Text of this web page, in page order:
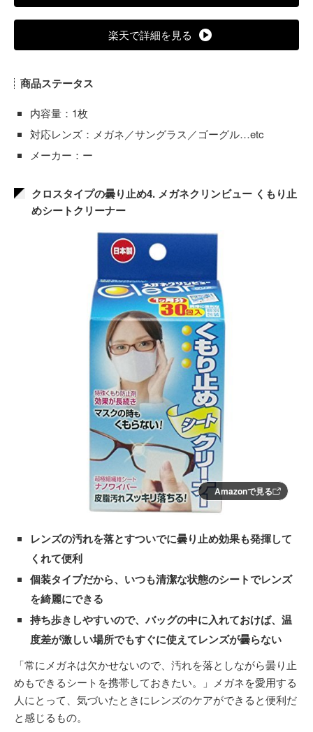
楽天で詳細を見る
商品ステータス
内容量：1枚
対応レンズ：メガネ／サングラス／ゴーグル…etc
メーカー：ー
クロスタイプの曇り止め4. メガネクリンビュー くもり止
めシートクリーナー
Amazonで見る
レンズの汚れを落とすついでに曇り止め効果も発揮して
くれて便利
個装タイプだから、いつも清潔な状態のシートでレンズ
を綺麗にできる
持ち歩きしやすいので、バッグの中に入れておけば、温
度差が激しい場所でもすぐに使えてレンズが曇らない
「常にメガネは欠かせないので、汚れを落としながら曇り止
めもできるシートを携帯しておきたい。」メガネを愛用する
人にとって、気づいたときにレンズのケアができると便利だ
と感じるもの。